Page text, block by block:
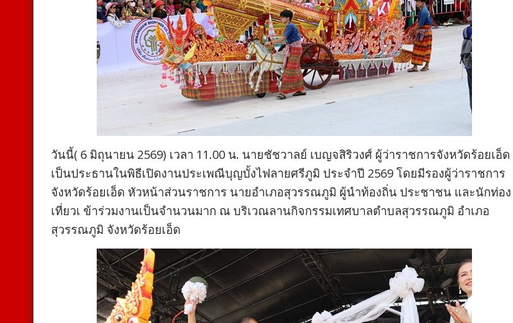
วันนี้( 6 มิถุนายน 2569) เวลา 11.00 น. นายชัชวาลย์ เบญจสิริวงศ์ ผู้ว่าราชการจังหวัดร้อยเอ็ด
เป็นประธานในพิธีเปิดงานประเพณีบุญบั้งไฟลายศรีภูมิ ประจำปี 2569 โดยมีรองผู้ว่าราชการ
จังหวัดร้อยเอ็ด หัวหน้าส่วนราชการ นายอำเภอสุวรรณภูมิ ผู้นำท้องถิ่น ประชาชน และนักท่อง
เที่ยวเ ข้าร่วมงานเป็นจำนวนมาก ณ บริเวณลานกิจกรรมเทศบาลตำบลสุวรรณภูมิ อำเภอ
สุวรรณภูมิ จังหวัดร้อยเอ็ด